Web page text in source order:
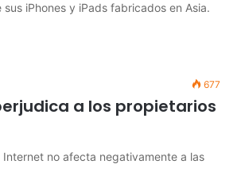
iPhones y iPads fabricados en Asia.
677
a los propietarios
no afecta negativamente a las